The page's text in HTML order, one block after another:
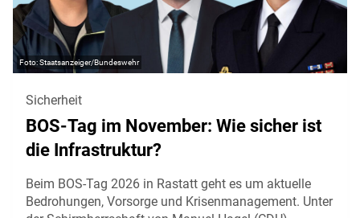
Staatsanzeiger/Bundeswehr
Sicherheit
BOS-Tag im November: Wie sicher ist
die Infrastruktur?
Beim BOS-Tag 2026 in Rastatt geht es um aktuelle
Bedrohungen, Vorsorge und Krisenmanagement. Unter